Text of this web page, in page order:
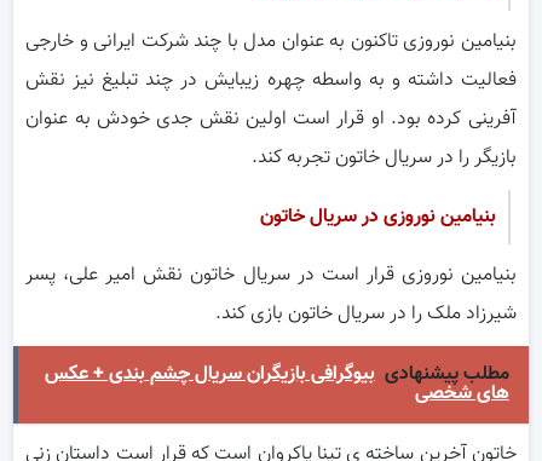
بنیامین نوروزی تاکنون به عنوان مدل با چند شرکت ایرانی و خارجی
فعالیت داشته و به واسطه چهره زیبایش در چند تبلیغ نیز نقش
آفرینی کرده بود. او قرار است اولین نقش جدی خودش به عنوان
بازیگر را در سریال خاتون تجربه کند.
بنیامین نوروزی در سریال خاتون
بنیامین نوروزی قرار است در سریال خاتون نقش امیر علی، پسر
شیرزاد ملک را در سریال خاتون بازی کند.
مطلب پیشنهادی بیوگرافی بازیگران سریال چشم بندی + عکس
های شخصی
خاتون آخرین ساخته ی تینا پاکروان است که قرار است داستان زنی